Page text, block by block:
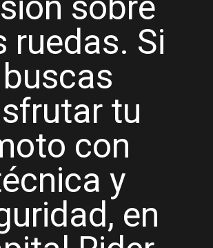
ruedas. Si
buscas
tu
con
y
en